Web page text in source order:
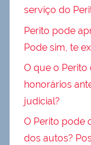
serviço do
Perito pode
Pode sim, te
O que o
honorários
judicial?
O Perito pode
dos autos?